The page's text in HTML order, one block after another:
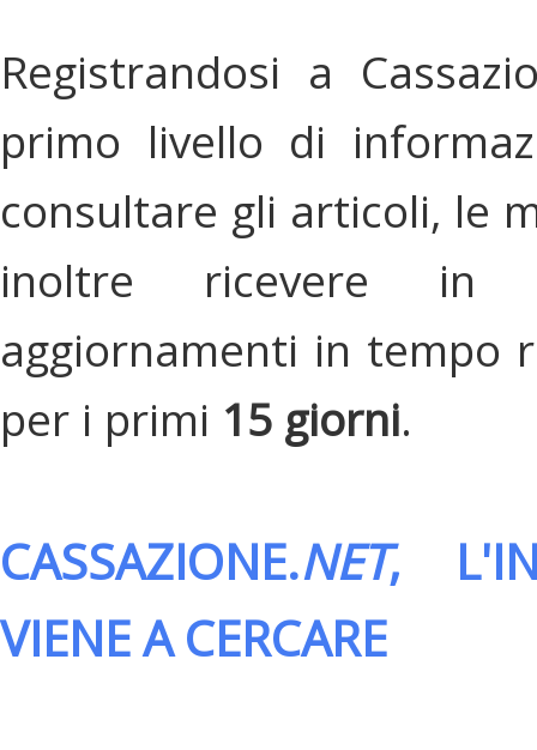
Registrandosi a
primo livello di
consultare gli articoli, le
inoltre ricevere in
aggiornamenti in tempo
per i primi 15 giorni.
CASSAZIONE.NET,
VIENE A CERCARE